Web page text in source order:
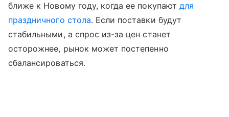
ближе к Новому году, когда ее покупают для
праздничного стола. Если поставки будут
стабильными, а спрос из-за цен станет
осторожнее, рынок может постепенно
сбалансироваться.